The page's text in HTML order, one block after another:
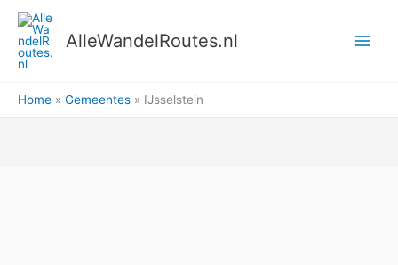
naar
inhoud
AlleWandelRoutes.nl
Home Gemeentes IJsselstein